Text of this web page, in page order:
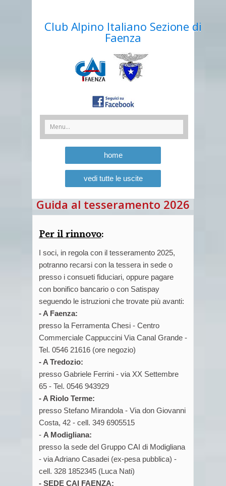
Club Alpino Italiano Sezione di
Faenza
home
vedi tutte le uscite
Guida al tesseramento 2026
Per il rinnovo:
I soci, in regola con il tesseramento 2025,
potranno recarsi con la tessera in sede o
presso i consueti fiduciari, oppure pagare
con bonifico bancario o con Satispay
seguendo le istruzioni che trovate più avanti:
- A Faenza:
presso la Ferramenta Chesi - Centro
Commerciale Cappuccini Via Canal Grande -
Tel. 0546 21616 (ore negozio)
- A Tredozio:
presso Gabriele Ferrini - via XX Settembre
65 - Tel. 0546 943929
- A Riolo Terme:
presso Stefano Mirandola - Via don Giovanni
Costa, 42 - cell. 349 6905515
- A Modigliana:
presso la sede del Gruppo CAI di Modigliana
- via Adriano Casadei (ex-pesa pubblica) -
cell. 328 1852345 (Luca Nati)
- SEDE CAI FAENZA: